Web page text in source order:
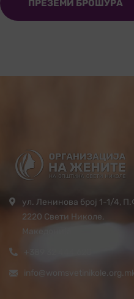
ПРЕЗЕМИ БРОШУРА
ул. Ленинова број 1-1/4,
2220 Свети Николе,
Македонија